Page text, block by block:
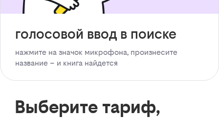
голосовой ввод в поиске
нажмите на значок микрофона, произнесите
название – и книга найдется
Выберите тариф,